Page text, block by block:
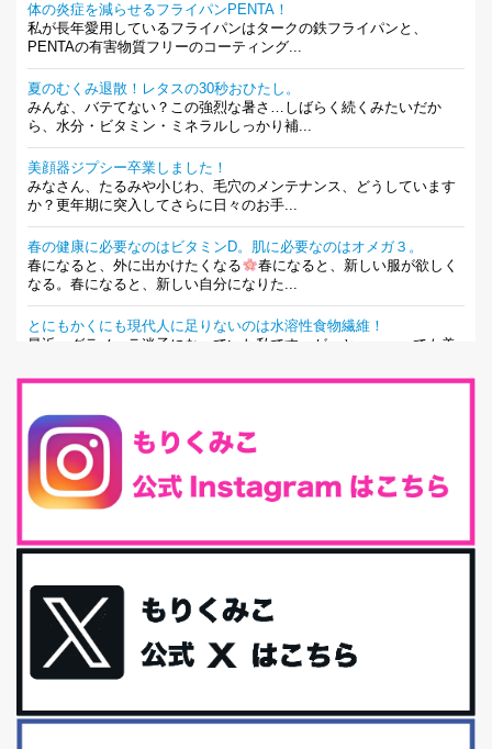
体の炎症を減らせるフライパンPENTA！
私が長年愛用しているフライパンはタークの鉄フライパンと、
PENTAの有害物質フリーのコーティング...
夏のむくみ退散！レタスの30秒おひたし。
みんな、バテてない？この強烈な暑さ…しばらく続くみたいだか
ら、水分・ビタミン・ミネラルしっかり補...
美顔器ジプシー卒業しました！
みなさん、たるみや小じわ、毛穴のメンテナンス、どうしています
か？更年期に突入してさらに日々のお手...
春の健康に必要なのはビタミンD。肌に必要なのはオメガ３。
春になると、外に出かけたくなる
春になると、新しい服が欲しく
なる。春になると、新しい自分になりた...
とにもかくにも現代人に足りないのは水溶性食物繊維！
最近、グラノーラ迷子になっていた私です。が、と〜〜〜っても美
腸内環境を整えることは、健康維持の中でいっちばん大事！だと私
は思っています。 ヒトの免...
iHerb特大セール終了間近！みんな何買う？
最近お風呂上がりの炭酸水をシリカシリカにしているんだけど確か
今回は、最近毎回定期的に購入している「楽天ふるさと納税」の返
礼品トップ５を紹介します。今までいろ...
更年期を穏やかに乗りきるために今できる５つのこと。
アラフィフからの体と心の整え方。 私も気づけばアラフィフ、これ
といった更年期症状はまだ...
白髪・美容・免疫力、現代人に足りないのは海藻！